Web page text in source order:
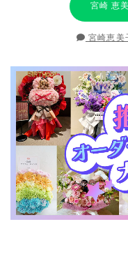
宮崎 恵
宮崎恵美